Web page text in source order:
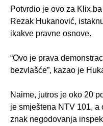
Potvrdio je ovo za
Rezak Hukanović,
ikakve pravne osnove.
“Ovo je prava
bezvlašće”, kazao je
Naime, jutros je oko 20
je smještena NTV 101, a
znak negodovanja